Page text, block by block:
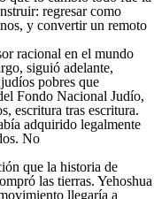
regresar como
y convertir un remoto
racional en el mundo
siguió adelante,
pobres que
Fondo Nacional Judío,
escritura tras escritura.
adquirido legalmente
No
que la historia de
las tierras. Yehoshua
llegaría a